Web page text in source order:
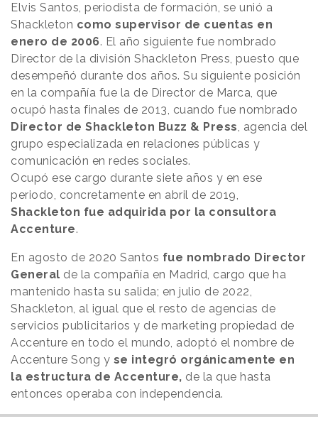
Elvis Santos, periodista de formación, se unió a
Shackleton como supervisor de cuentas en
enero de 2006. El año siguiente fue nombrado
Director de la división Shackleton Press, puesto que
desempeñó durante dos años. Su siguiente posición
en la compañía fue la de Director de Marca, que
ocupó hasta finales de 2013, cuando fue nombrado
Director de Shackleton Buzz & Press, agencia del
grupo especializada en relaciones públicas y
comunicación en redes sociales.
Ocupó ese cargo durante siete años y en ese
periodo, concretamente en abril de 2019,
Shackleton fue adquirida por la consultora
Accenture.
En agosto de 2020 Santos fue nombrado Director
General de la compañía en Madrid, cargo que ha
mantenido hasta su salida; en julio de 2022,
Shackleton, al igual que el resto de agencias de
servicios publicitarios y de marketing propiedad de
Accenture en todo el mundo, adoptó el nombre de
Accenture Song y se integró orgánicamente en
la estructura de Accenture, de la que hasta
entonces operaba con independencia.